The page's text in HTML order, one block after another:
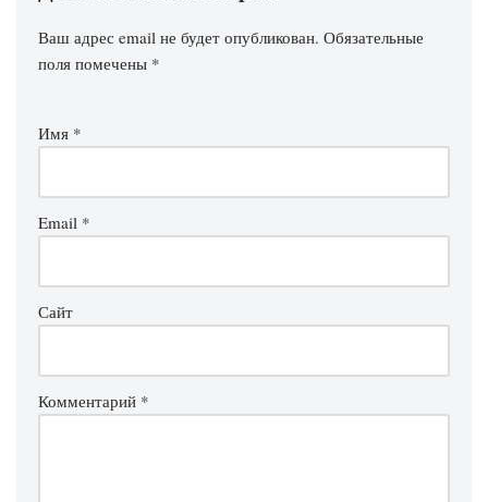
Ваш адрес email не будет опубликован. Обязательные
поля помечены *
Имя *
Email *
Сайт
Комментарий *